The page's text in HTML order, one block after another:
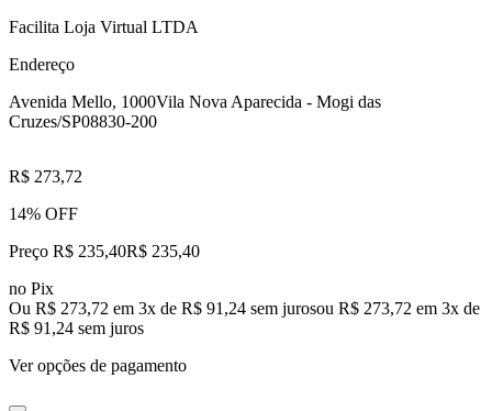
Facilita Loja Virtual LTDA
Endereço
Avenida Mello, 1000Vila Nova Aparecida - Mogi das
Cruzes/SP08830-200
R$ 273,72
14% OFF
Preço R$ 235,40R$ 235,40
no Pix
Ou R$ 273,72 em 3x de R$ 91,24 sem jurosou R$ 273,72 em 3x de
R$ 91,24 sem juros
Ver opções de pagamento